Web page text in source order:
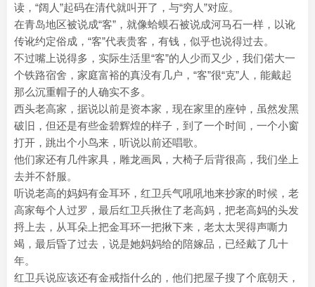
读，“阔人”起码在清代就叫开了，与“穷人”对应。
在青岛地区被说成“客”，就像蛤蟆石被说成河马石一样，以讹
传讹约定俗成，“客”代表贵客，有钱，似乎也说得过去。
不过嘴上说得多，实际生活里“客”的人少而又少，我们偌大一
个铁路宿舍，家庭富裕的真没有几户，“客”很“克”人，能戴起
那么沉重帽子的人确实不多。
西头老高家，据说以前是资本家，现在家里的座钟，虽然发黑
破旧，但还是有些金碧辉煌的样子，到了一个时间，一个小窗
打开，跳出个小鸟来，听说以前还唱歌。
他们家还有几件家具，雕龙画凤，大椅子后背很高，我们坐上
去并不舒服。
听说老高的妈妈有金耳环，红卫兵气吼吼地来抄家的时候，老
高家每个人过罗，最后红卫兵揪住了老高妈，把老高妈的头发
捋上去，从耳朵上把金耳环一把揪下来，老太太哭得声嘶力
竭，最后昏了过去，说是她妈妈给的陪嫁品，已经戴了几十
年。
红卫兵说应该还有金戒指什么的，他们把屋子搜了个底朝天，